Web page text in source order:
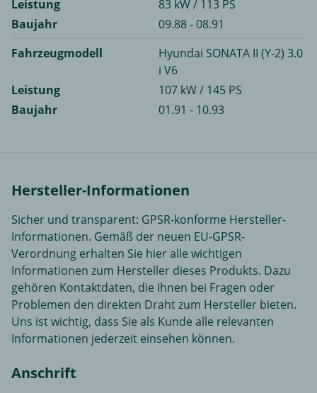
Leistung
83 kW / 113 PS
Baujahr
09.88 - 08.91
Fahrzeugmodell
Hyundai SONATA II (Y-2) 3.0
i V6
Leistung
107 kW / 145 PS
Baujahr
01.91 - 10.93
Hersteller-Informationen
Sicher und transparent: GPSR-konforme Hersteller-
Informationen. Gemäß der neuen EU-GPSR-
Verordnung erhalten Sie hier alle wichtigen
Informationen zum Hersteller dieses Produkts. Dazu
gehören Kontaktdaten, die Ihnen bei Fragen oder
Problemen den direkten Draht zum Hersteller bieten.
Uns ist wichtig, dass Sie als Kunde alle relevanten
Informationen jederzeit einsehen können.
Anschrift